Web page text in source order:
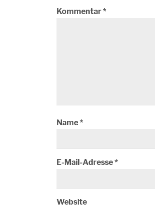
Kommentar*
Name*
E-Mail-Adresse*
Website